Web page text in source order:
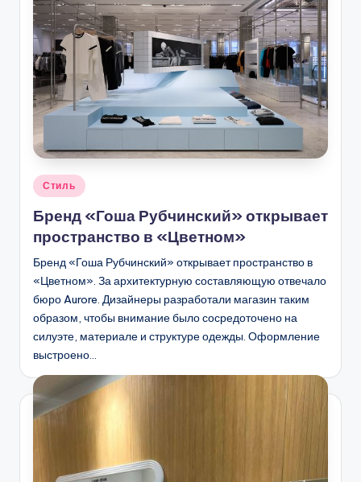
Опубликовано
Стиль
Бренд «Гоша Рубчинский» открывает
пространство в «Цветном»
Бренд «Гоша Рубчинский» открывает пространство в
«Цветном». За архитектурную составляющую отвечало
бюро Aurore. Дизайнеры разработали магазин таким
образом, чтобы внимание было сосредоточено на
силуэте, материале и структуре одежды. Оформление
выстроено…